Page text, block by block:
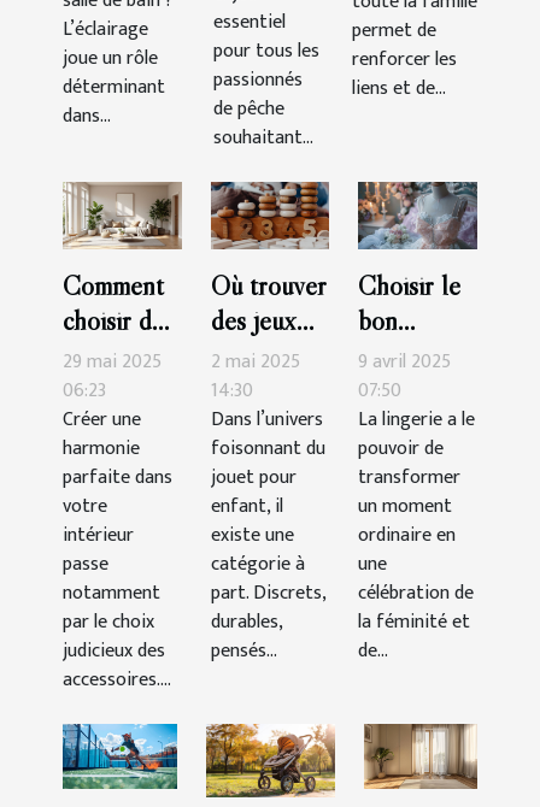
L’éclairage
joue un rôle
déterminant
dans...
?
essentiel
pour tous les
passionnés
de pêche
souhaitant...
permet de
renforcer les
liens et de...
Comment
choisir des
accessoires
pour
maximiser
l'harmonie
de votre
intérieur
29 mai 2025
06:23
Créer une
harmonie
parfaite dans
votre
intérieur
passe
notamment
par le choix
judicieux des
accessoires....
Où trouver
des jeux
Montessori
de qualité
?
2 mai 2025
14:30
Dans l’univers
foisonnant du
jouet pour
enfant, il
existe une
catégorie à
part. Discrets,
durables,
pensés...
Choisir le
bon
ensemble
de lingerie
pour des
occasions
spéciales
9 avril 2025
07:50
La lingerie a le
pouvoir de
transformer
un moment
ordinaire en
une
célébration de
la féminité et
de...